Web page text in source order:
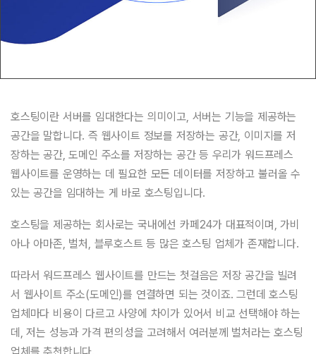
호스팅이란 서버를 임대한다는 의미이고, 서버는 기능을 제공하는
공간을 말합니다. 즉 웹사이트 정보를 저장하는 공간, 이미지를 저
장하는 공간, 도메인 주소를 저장하는 공간 등 우리가 워드프레스
웹사이트를 운영하는 데 필요한 모든 데이터를 저장하고 불러올 수
있는 공간을 임대하는 게 바로 호스팅입니다.
호스팅을 제공하는 회사로는 국내에선 카페24가 대표적이며, 가비
아나 아마존, 벌처, 블루호스트 등 많은 호스팅 업체가 존재합니다.
따라서 워드프레스 웹사이트를 만드는 첫걸음은 저장 공간을 빌려
서 웹사이트 주소(도메인)를 연결하면 되는 것이죠. 그런데 호스팅
업체마다 비용이 다르고 사양에 차이가 있어서 비교 선택해야 하는
데, 저는 성능과 가격 편의성을 고려해서 여러분께 벌처라는 호스팅